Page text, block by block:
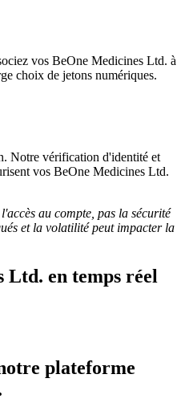
vos BeOne Medicines Ltd. à
choix de jetons numériques.
Notre vérification d'identité et
vos BeOne Medicines Ltd.
au compte, pas la sécurité
et la volatilité peut impacter la
Ltd. en temps réel
plateforme